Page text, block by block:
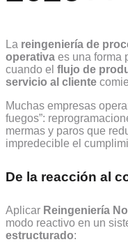
La reingeniería de
operativa es una forma
cuando el flujo de
servicio al cliente
Muchas empresas
fuegos”:
mermas y paros que
impredecible el
De la reacción al
Aplicar Reingeniería
modo reactivo en un
estructurado: